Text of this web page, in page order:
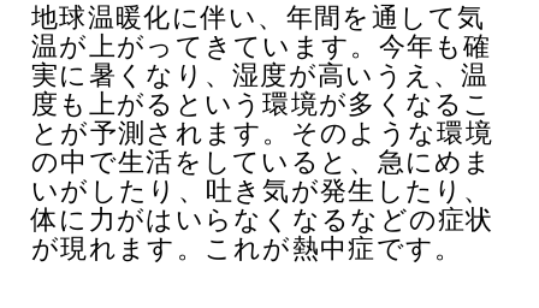
地球温暖化に伴い、年間を通して気
温が上がってきています。今年も確
実に暑くなり、湿度が高いうえ、温
度も上がるという環境が多くなるこ
とが予測されます。 そのような環境
の中で生活をしていると、急にめま
いがしたり、吐き気が発生したり、
体に力がはいらなくなるなどの症状
が現れます。これが熱中症です。